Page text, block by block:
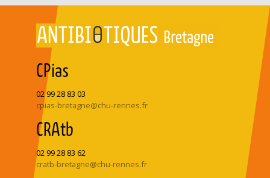
CPias
02 99 28 83 03
cpias-bretagne@chu-rennes.fr
CRAtb
02 99 28 83 62
cratb-bretagne@chu-rennes.fr